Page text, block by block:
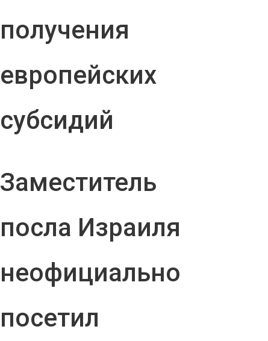
получения
европейских
субсидий
Заместитель
посла Израиля
неофициально
посетил